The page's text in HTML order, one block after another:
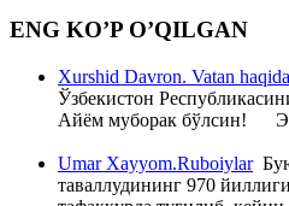
ENG KO’P O’QILGAN
Xurshid Davron. Vatan
Ўзбекистон
Айём муборак бўлсин!
Umar Xayyom.Ruboiylar
таваллудининг 970